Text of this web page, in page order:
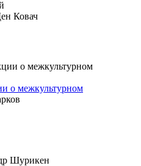
Ковач
о межкультурном
Шурикен